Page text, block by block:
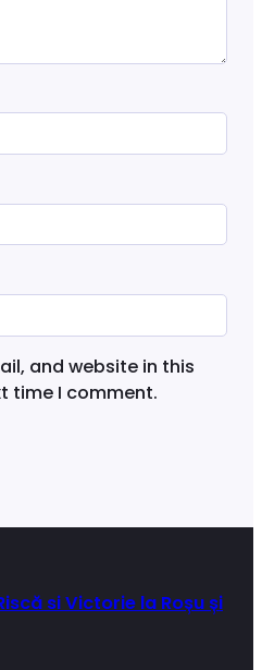
and website in this
time I comment.
si Victorie la Roșu și